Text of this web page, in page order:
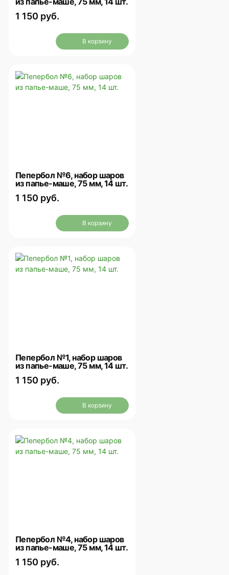
1 150 руб.
В корзину
Пепербол №6, набор шаров
из папье-маше, 75 мм, 14 шт.
1 150 руб.
В корзину
Пепербол №1, набор шаров
из папье-маше, 75 мм, 14 шт.
1 150 руб.
В корзину
Пепербол №4, набор шаров
из папье-маше, 75 мм, 14 шт.
1 150 руб.